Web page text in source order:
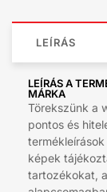
LEÍRÁS
LEÍRÁS A
MÁRKA
Törekszünk a
pontos és
képek
tartozékokat,